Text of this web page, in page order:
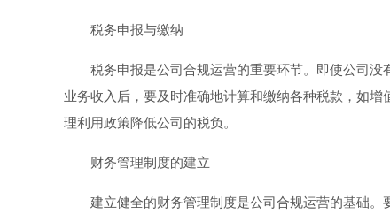
税务申报与缴纳
税务申报是公司合规运营的重要环节。即使公司
业务收入后，要及时准确地计算和缴纳各种税款，如
理利用政策降低公司的税负。
财务管理制度的建立
建立健全的财务管理制度是公司合规运营的基础